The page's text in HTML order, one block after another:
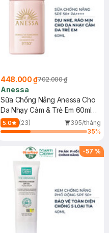
448.000 ₫702.000 ₫
Anessa
Sữa Chống Nắng Anessa Cho
Da Nhạy Cảm & Trẻ Em 60ml
(Mới)
5.0 (23)
395/tháng
35%
-57 %